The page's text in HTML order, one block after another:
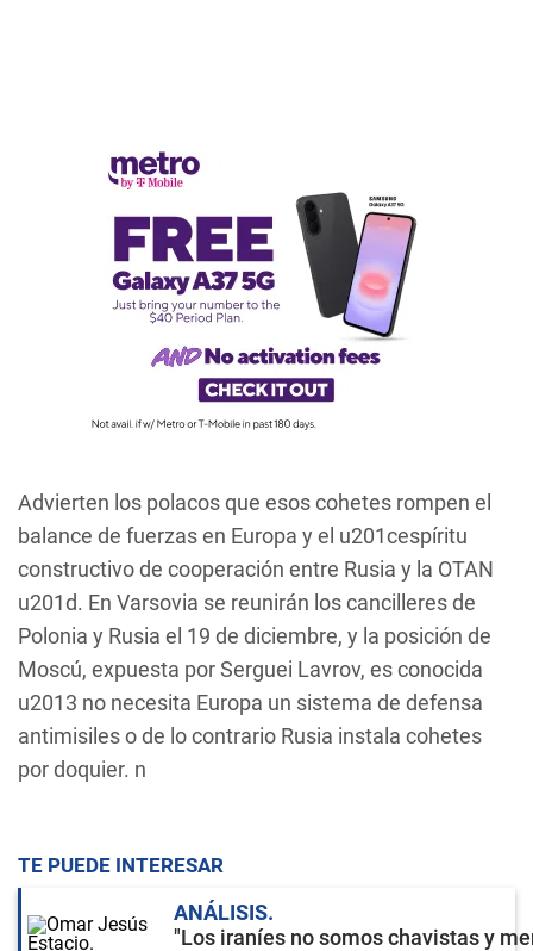
Advierten los polacos que esos cohetes rompen el
balance de fuerzas en Europa y el u201cespíritu
constructivo de cooperación entre Rusia y la OTAN
u201d. En Varsovia se reunirán los cancilleres de
Polonia y Rusia el 19 de diciembre, y la posición de
Moscú, expuesta por Serguei Lavrov, es conocida
u2013 no necesita Europa un sistema de defensa
antimisiles o de lo contrario Rusia instala cohetes
por doquier. n
TE PUEDE INTERESAR
ANÁLISIS
"Los iraníes no somos chavistas y